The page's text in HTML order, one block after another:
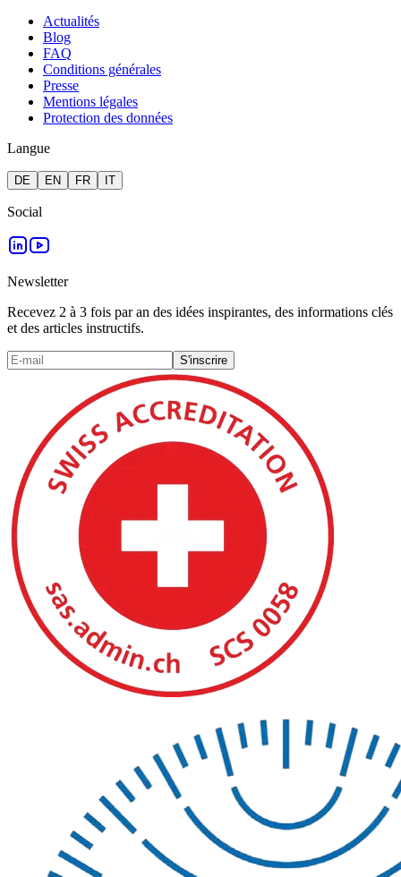
Actualités
Blog
FAQ
Conditions générales
Presse
Mentions légales
Protection des données
Langue
DE EN FR IT
Social
Newsletter
Recevez 2 à 3 fois par an des idées inspirantes, des informations clés
et des articles instructifs.
S'inscrire